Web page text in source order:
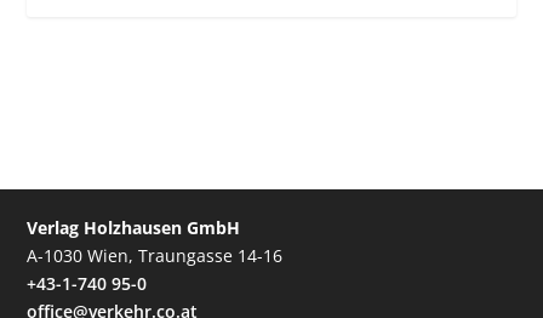
Verlag Holzhausen GmbH
A-1030 Wien, Traungasse 14-16
+43-1-740 95-0
office@verkehr.co.at